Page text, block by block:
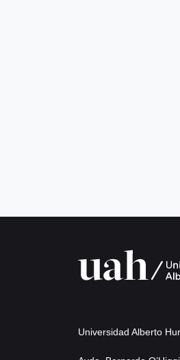
Universidad Alberto